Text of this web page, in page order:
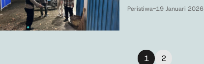
Peristiwa-19 Januari 2026
1 2